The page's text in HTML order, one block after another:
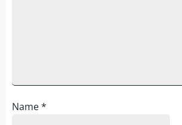
Name*